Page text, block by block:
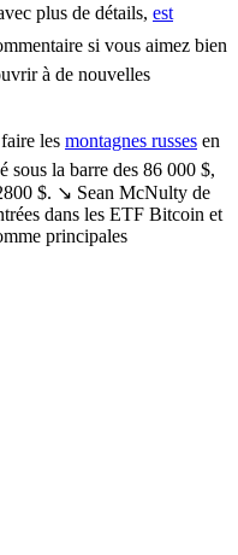
plus de détails, est
si vous aimez bien
à de nouvelles
les montagnes russes en
sous la barre des 86 000 $,
$. ↘️ Sean McNulty de
dans les ETF Bitcoin et
principales